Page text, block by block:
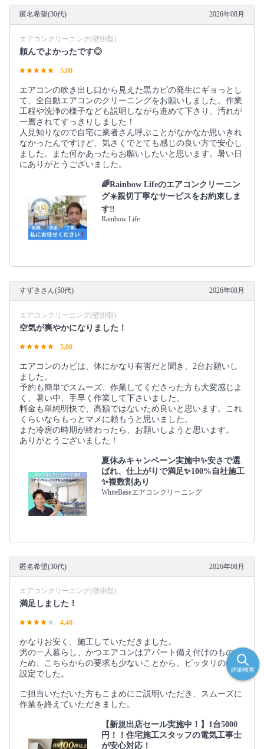
匿名希望(30代) 2026年08月
エアコンクリーニング(壁掛型)
頼んでよかったです◎
5.00
エアコンの吹き出し口から見えた黒カビの発生にギョっとし
て、全自動エアコンのクリーニングをお願いしました。作業
工程や洗浄の様子なども説明しながら進めて下さり、汚れが
一層されてすっきりしました！
人見知りなので自宅に業者さん呼ぶことがなかなか思いきれ
なかったんですけど、気さくでとても感じの良い方で安心し
ました。また何かあったらお願いしたいと思います。暑い日
にありがとうございました。
🌈Rainbow Lifeのエアコンクリーニン
グ☀️親切丁寧なサービスをお約束しま
す‼️
Rainbow Life
すずきさん(50代) 2026年08月
エアコンクリーニング(壁掛型)
空気が爽やかになりました！
5.00
エアコンのカビは、体にかなり有害だと聞き、2台お願いし
ました。
予約も簡単でスムーズ、作業してくださった方も大変感じよ
く、暑い中、手早く作業して下さいました。
料金も単純明快で、高額ではないため良いと思います。これ
くらいならもっとマメに頼もうと思いました。
また冷房の時期が終わったら、お願いしようと思います。
ありがとうございました！
夏休みキャンペーン実施中✨安さで選
ばれ、仕上がりで満足✨100%自社施工
✨複数割あり
WhiteBaseエアコンクリーニング
匿名希望(30代) 2026年08月
エアコンクリーニング(壁掛型)
満足しました！
4.40
かなりお安く、施工していただきました。
男の一人暮らし、かつエアコンはアパート備え付けのものの
ため、こちらからの要求も少ないことから、ピッタリの価格
設定でした。
ご担当いただいた方もこまめにご説明いただき、スムーズに
作業を終えていただきました。
【新規出店セール実施中！】1台5000
円！！住宅施工スタッフの電気工事士
が安心対応！
詳細検索